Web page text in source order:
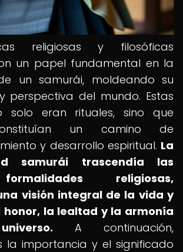
religiosas y filosóficas
un papel fundamental en la
un samurái, moldeando su
perspectiva del mundo. Estas
solo eran rituales, sino que
un camino de
y desarrollo espiritual. La
samurái trascendía las
religiosas,
visión integral de la vida y
honor, la lealtad y la armonía
A continuación,
la importancia y el significado